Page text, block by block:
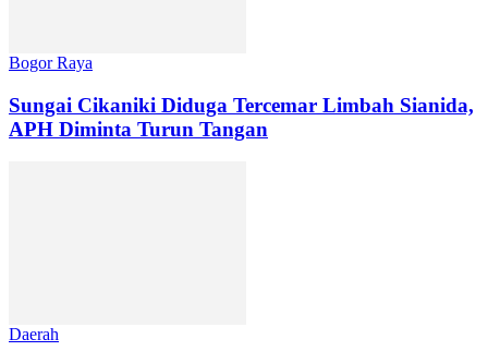
Bogor Raya
Sungai Cikaniki Diduga Tercemar Limbah Sianida,
APH Diminta Turun Tangan
Daerah